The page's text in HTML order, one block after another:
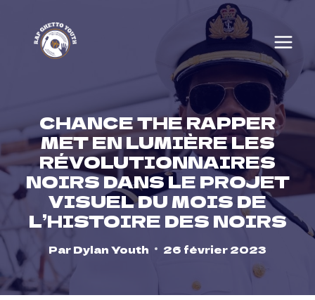
content
CHANCE THE RAPPER
MET EN LUMIÈRE LES
RÉVOLUTIONNAIRES
NOIRS DANS LE PROJET
VISUEL DU MOIS DE
L’HISTOIRE DES NOIRS
ParDylan Youth 26 février 2023